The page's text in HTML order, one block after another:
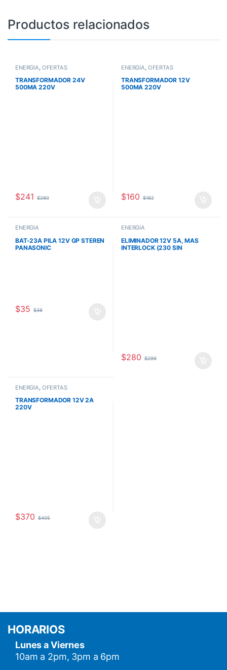
Productos relacionados
ENERGÍA OFERTAS
TRANSFORMADOR 24V
500MA 220V
$241 $280
ENERGÍA OFERTAS
TRANSFORMADOR 12V
500MA 220V
$160 $182
ENERGÍA
BAT-23A PILA 12V GP STEREN
PANASONIC
$35 $38
ENERGÍA
ELIMINADOR 12V 5A, MAS
INTERLOCK (230 SIN
$280 $299
ENERGÍA OFERTAS
TRANSFORMADOR 12V 2A
220V
$370 $405
HORARIOS
Lunes a Viernes
10am a 2pm, 3pm a 6pm